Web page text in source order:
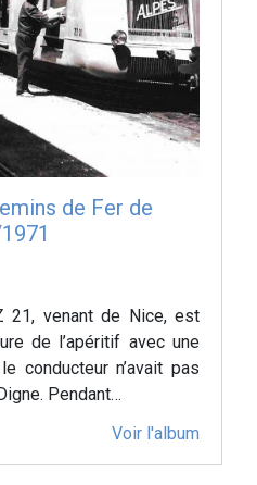
de Fer de
21, venant de Nice, est
de l’apéritif avec une
conducteur n’avait pas
Pendant…
Voir l'album